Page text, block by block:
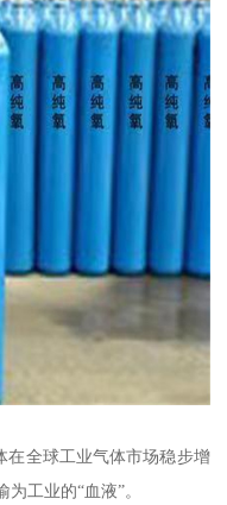
在全球工业气体市场稳步增
工业的“血液”。